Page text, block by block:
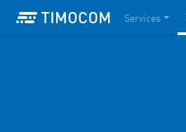
Services